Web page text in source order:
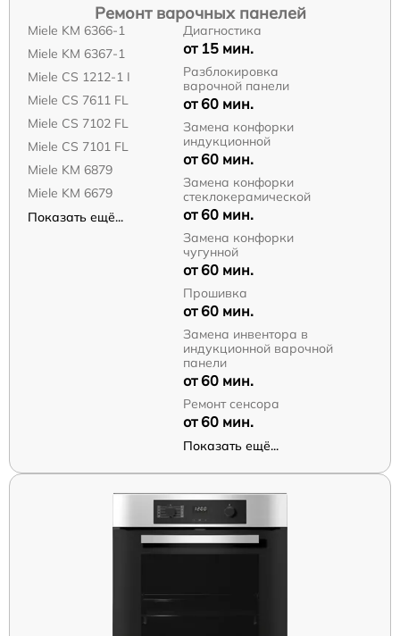
Ремонт варочных панелей
Miele KM 6366-1
Miele KM 6367-1
Miele CS 1212-1 I
Miele CS 7611 FL
Miele CS 7102 FL
Miele CS 7101 FL
Miele KM 6879
Miele KM 6679
Показать ещё...
Диагностика
от 15 мин.
Разблокировка
варочной панели
от 60 мин.
Замена конфорки
индукционной
от 60 мин.
Замена конфорки
стеклокерамической
от 60 мин.
Замена конфорки
чугунной
от 60 мин.
Прошивка
от 60 мин.
Замена инвентора в
индукционной варочной
панели
от 60 мин.
Ремонт сенсора
от 60 мин.
Показать ещё...